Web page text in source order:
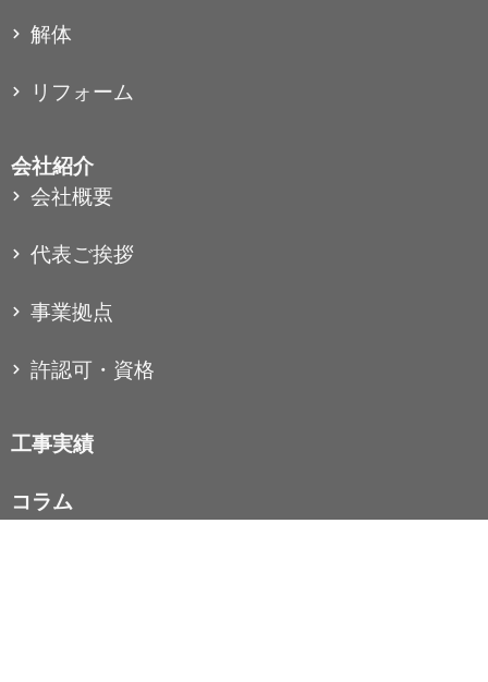
解体
リフォーム
会社紹介
会社概要
代表ご挨拶
事業拠点
許認可・資格
工事実績
コラム